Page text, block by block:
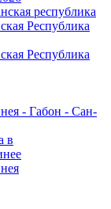
республика
Республика
Республика
- Габон - Сан-
в